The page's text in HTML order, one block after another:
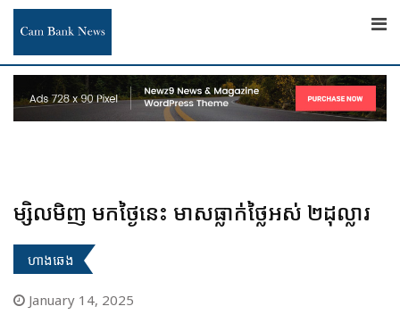
Skip
content
ម្សិលមិញ មកថ្ងៃនេះ មាសធ្លាក់ថ្លៃអស់ ២ដុល្លារ
ហាងឆេង
January 14, 2025